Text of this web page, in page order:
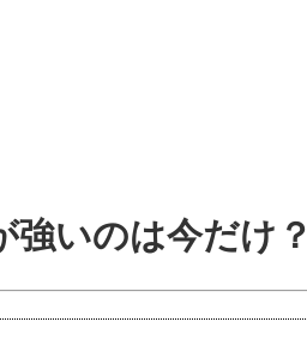
強いのは今だけ？